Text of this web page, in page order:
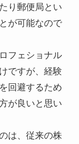
り郵便局とい
が可能なので
フェショナル
ですが、経験
回避するため
が良いと思い
は、従来の株